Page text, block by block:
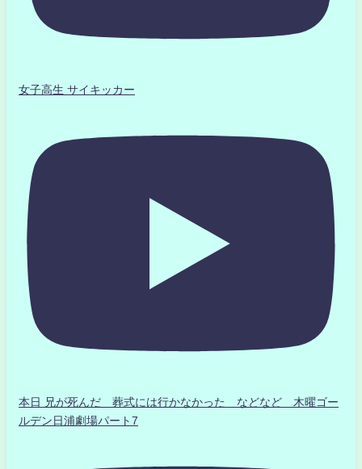
女子高生 サイキッカー
本日 兄が死んだ 葬式には行かなかった などなど 木曜ゴー
ルデン日浦劇場パート7